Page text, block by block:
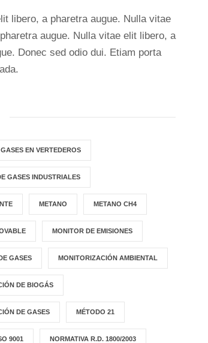
libero, a pharetra augue. Nulla vitae
augue. Nulla vitae elit libero, a
Donec sed odio dui. Etiam porta
EN VERTEDEROS
GASES INDUSTRIALES
METANO METANO CH4
MONITOR DE EMISIONES
GASES MONITORIZACIÓN AMBIENTAL
DE BIOGÁS
DE GASES MÉTODO 21
9001 NORMATIVA R.D. 1800/2003